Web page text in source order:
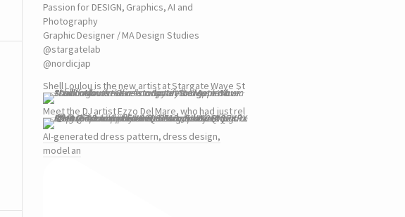
Passion for DESIGN, Graphics, AI and
Photography
Graphic Designer / MA Design Studies
@stargatelab
@nordicjap
Shell Loulou is the new artist at Stargate Wave St
Meet the DJ artist Ezzo Del Mare, who had just rel
AI-generated dress pattern, dress design,
model an